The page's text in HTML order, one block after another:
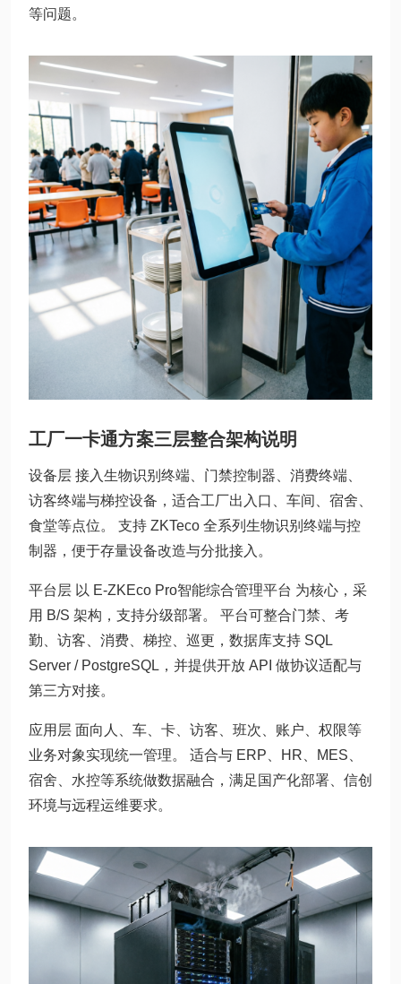
等问题。
工厂一卡通方案三层整合架构说明
设备层 接入生物识别终端、门禁控制器、消费终端、
访客终端与梯控设备，适合工厂出入口、车间、宿舍、
食堂等点位。 支持 ZKTeco 全系列生物识别终端与控
制器，便于存量设备改造与分批接入。
平台层 以 E-ZKEco Pro智能综合管理平台 为核心，采
用 B/S 架构，支持分级部署。 平台可整合门禁、考
勤、访客、消费、梯控、巡更，数据库支持 SQL
Server / PostgreSQL，并提供开放 API 做协议适配与
第三方对接。
应用层 面向人、车、卡、访客、班次、账户、权限等
业务对象实现统一管理。 适合与 ERP、HR、MES、
宿舍、水控等系统做数据融合，满足国产化部署、信创
环境与远程运维要求。